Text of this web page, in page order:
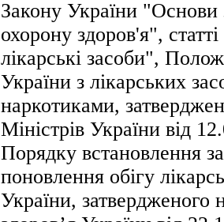
Закону України "Основи
охорону здоров'я",
лікарські засоби",
України з лікарських
наркотиками,
Міністрів України від
Порядку встановлення
поновлення обігу
України, затвердженого